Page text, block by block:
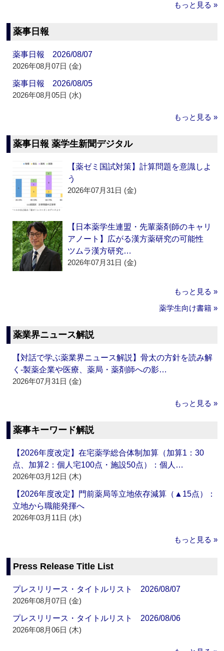
もっと見る »
薬事日報
薬事日報 2026/08/07
2026年08月07日 (金)
薬事日報 2026/08/05
2026年08月05日 (水)
もっと見る »
薬事日報 薬学生新聞デジタル
【薬ゼミ国試対策】計算問題を意識しよ
う
2026年07月31日 (金)
【日本薬学生連盟・先輩薬剤師のキャリ
アノート】広がる漢方薬研究の可能性
ツムラ漢方研究…
2026年07月31日 (金)
もっと見る »
薬学生向け書籍 »
薬業界ニュース解説
【対話で学ぶ薬業界ニュース解説】骨太の方針を読み解
く‐製薬企業や医療、薬局・薬剤師への影…
2026年07月31日 (金)
もっと見る »
薬事キーワード解説
【2026年度改定】在宅薬学総合体制加算（加算1：30
点、加算2：個人宅100点・施設50点）：個人…
2026年03月12日 (木)
【2026年度改定】門前薬局等立地依存減算（▲15点）：
立地から職能発揮へ
2026年03月11日 (水)
もっと見る »
Press Release Title List
プレスリリース・タイトルリスト 2026/08/07
2026年08月07日 (金)
プレスリリース・タイトルリスト 2026/08/06
2026年08月06日 (木)